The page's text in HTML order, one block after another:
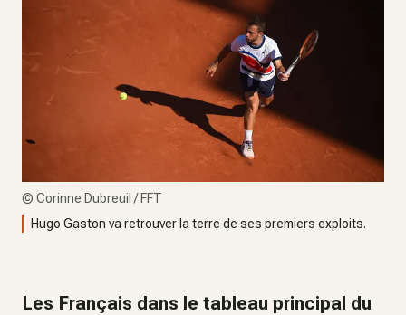
© Corinne Dubreuil / FFT
Hugo Gaston va retrouver la terre de ses premiers exploits.
Les Français dans le tableau principal du